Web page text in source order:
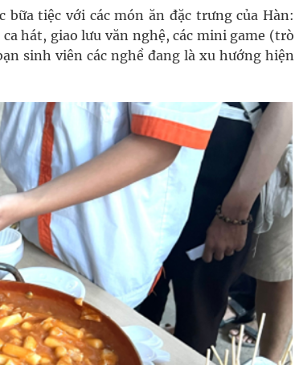
tiệc với các món ăn đặc trưng của Hàn:
hát, giao lưu văn nghệ, các mini game (trò
sinh viên các nghề đang là xu hướng hiện